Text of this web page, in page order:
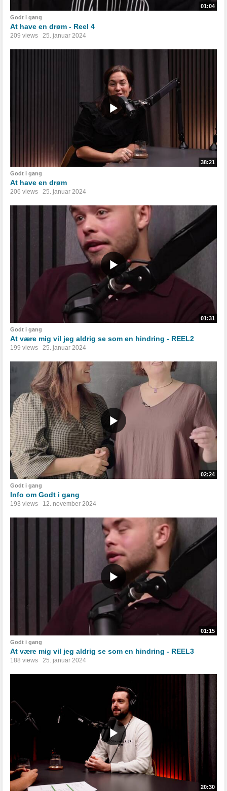
01:04
Godt i gang
At have en drøm - Reel 4
209 views 25. januar 2024
38:21
Godt i gang
At have en drøm
206 views 25. januar 2024
01:31
Godt i gang
At være mig vil jeg aldrig se som en hindring - REEL2
199 views 25. januar 2024
02:24
Godt i gang
Info om Godt i gang
193 views 12. november 2024
01:15
Godt i gang
At være mig vil jeg aldrig se som en hindring - REEL3
188 views 25. januar 2024
20:30